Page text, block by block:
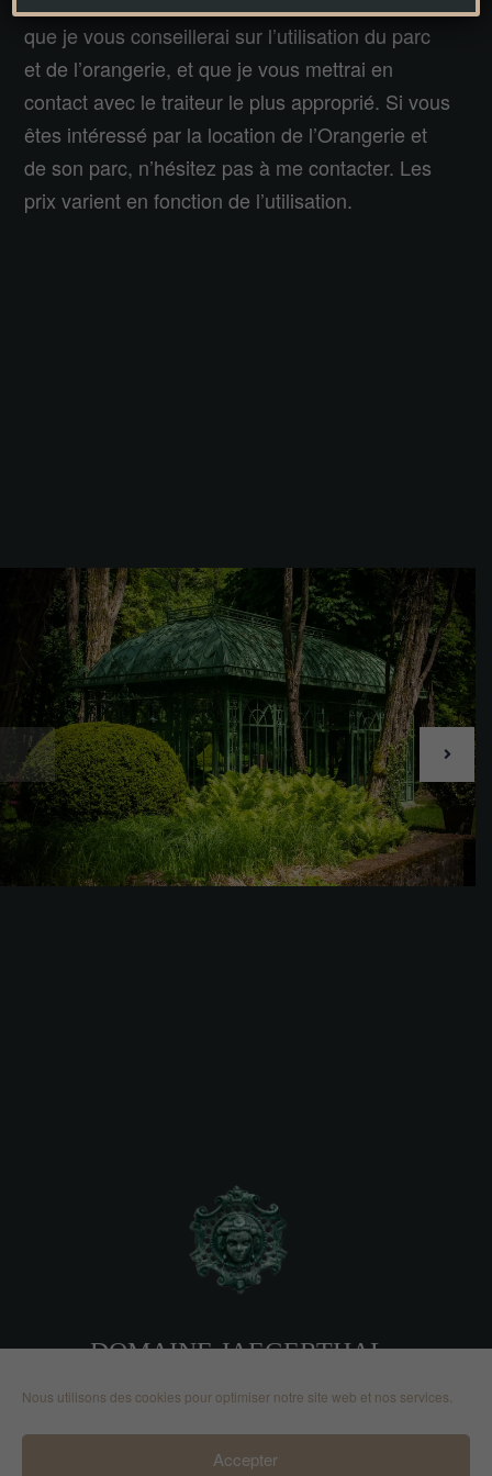
Nous utilisons des cookies pour optimiser notre site web et nos services.
Accepter
que je vous conseillerai sur l’utilisation du parc
et de l’orangerie, et que je vous mettrai en
contact avec le traiteur le plus approprié. Si vous
êtes intéressé par la location de l’Orangerie et
de son parc, n’hésitez pas à me contacter. Les
prix varient en fonction de l’utilisation.
DOMAINE JAEGERTHAL
2, route de Nehwiller 67110
Jaegerthal | France